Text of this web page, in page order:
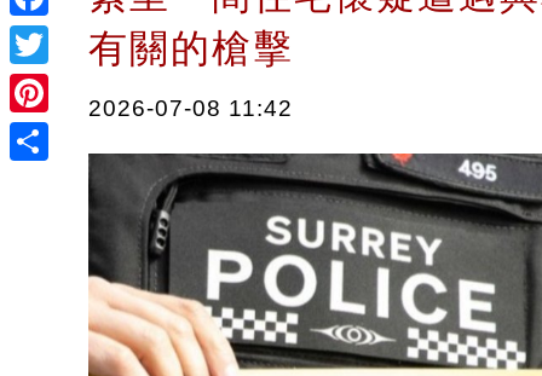
Facebook
Twitter
Pinterest
有關的槍擊
2026-07-08 11:42